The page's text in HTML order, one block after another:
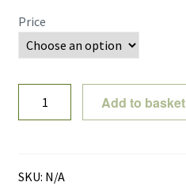
Price
Add to basket
SKU: N/A